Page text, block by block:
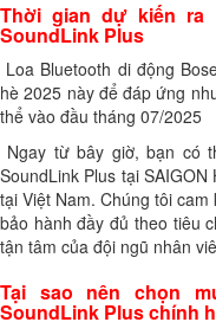
Thời gian dự kiến ra
SoundLink Plus
Loa Bluetooth di động
hè 2025 này để đáp ứng
thể vào đầu tháng 07/2025
Ngay từ bây giờ, bạn có
SoundLink Plus tại
tại Việt Nam. Chúng tôi
bảo hành đầy đủ theo tiêu
tận tâm của đội ngũ nhân
Tại sao nên chọn
SoundLink Plus chính